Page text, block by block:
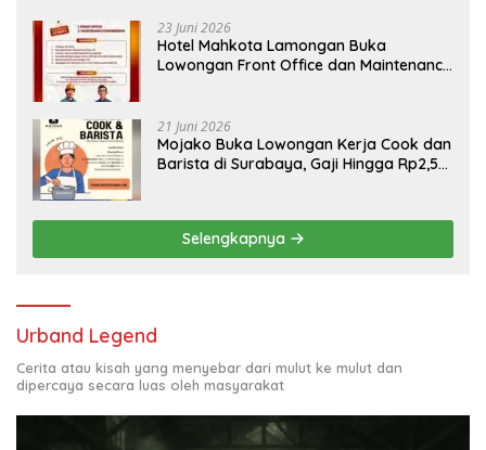
23 Juni 2026
Hotel Mahkota Lamongan Buka
Lowongan Front Office dan Maintenance
21 Juni 2026
Mojako Buka Lowongan Kerja Cook dan
Barista di Surabaya, Gaji Hingga Rp2,5
Selengkapnya
Urband Legend
Cerita atau kisah yang menyebar dari mulut ke mulut dan
dipercaya secara luas oleh masyarakat